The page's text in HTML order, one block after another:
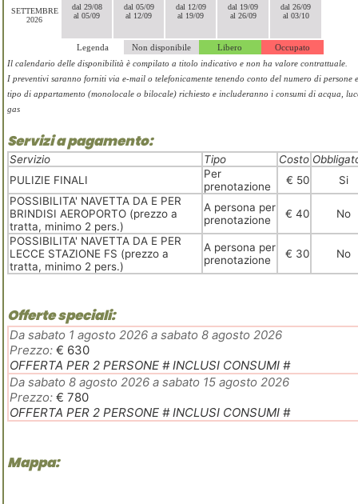
SETTEMBRE
2026
dal 29/08
al 05/09
dal 05/09
al 12/09
dal 12/09
al 19/09
dal 19/09
al 26/09
dal 26/09
al 03/10
Legenda Non disponibile Libero
Occupato
Il calendario delle disponibilità è compilato a titolo indicativo e non ha valore contrattuale.
I preventivi saranno forniti via e-mail o telefonicamente tenendo conto del numero di persone
tipo di appartamento (monolocale o bilocale) richiesto e includeranno i consumi di acqua,
gas
Servizi a pagamento:
Servizio Tipo Costo
PULIZIE FINALI
Per
prenotazione
€ 50
Si
POSSIBILITA' NAVETTA DA E PER
BRINDISI AEROPORTO (prezzo a
tratta, minimo 2 pers.)
A persona per
prenotazione
€ 40 No
POSSIBILITA' NAVETTA DA E PER
LECCE STAZIONE FS (prezzo a
tratta, minimo 2 pers.)
A persona per
prenotazione
€ 30 No
Offerte speciali:
Da sabato 1 agosto 2026 a sabato 8 agosto 2026
Prezzo: € 630
OFFERTA PER 2 PERSONE # INCLUSI CONSUMI #
Da sabato 8 agosto 2026 a sabato 15 agosto 2026
Prezzo: € 780
OFFERTA PER 2 PERSONE # INCLUSI CONSUMI #
Mappa: